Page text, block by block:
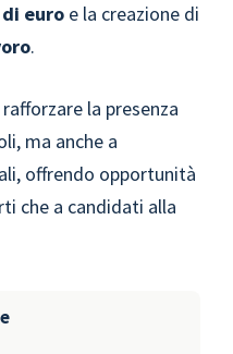
euro e la creazione di
.
la presenza
ma anche a
offrendo opportunità
che a candidati alla